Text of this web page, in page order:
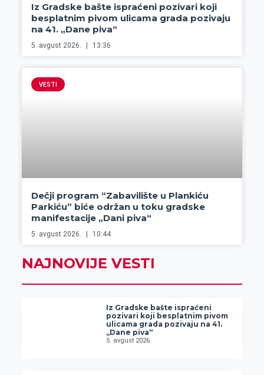
Iz Gradske bašte ispraćeni pozivari koji
besplatnim pivom ulicama grada pozivaju
na 41. „Dane piva“
5. avgust 2026. 13:36
VESTI
Dečji program “Zabavilište u Plankiću
Parkiću” biće održan u toku gradske
manifestacije „Dani piva“
5. avgust 2026. 10:44
NAJNOVIJE VESTI
Iz Gradske bašte ispraćeni
pozivari koji besplatnim pivom
ulicama grada pozivaju na 41.
„Dane piva“
5. avgust 2026.